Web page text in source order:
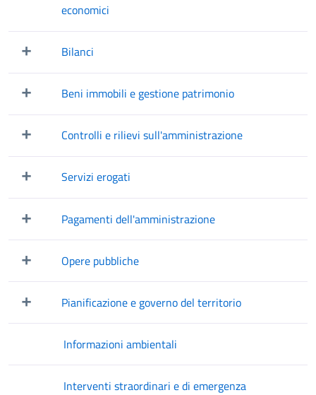
Mostra/Nascondi elementi figli
economici
Mostra/Nascondi elementi figli
Bilanci
Mostra/Nascondi elementi figli
Beni immobili e gestione patrimonio
Mostra/Nascondi elementi figli
Controlli e rilievi sull'amministrazione
Mostra/Nascondi elementi figli
Servizi erogati
Mostra/Nascondi elementi figli
Pagamenti dell'amministrazione
Mostra/Nascondi elementi figli
Opere pubbliche
Mostra/Nascondi elementi figli
Pianificazione e governo del territorio
Informazioni ambientali
Interventi straordinari e di emergenza